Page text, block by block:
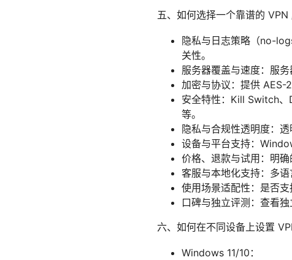
五、如何选择一个靠谱的 VPN
隐私与日志策略（no-
关性。
服务器覆盖与速度：服
加密与协议：提供
安全特性：Kill Switch
等。
隐私与合规性透明度：
设备与平台支持：
价格、退款与试用：明
客服与本地化支持：多
使用场景适配性：是否
口碑与独立评测：查看独
六、如何在不同设备上设置
Windows 11/10：